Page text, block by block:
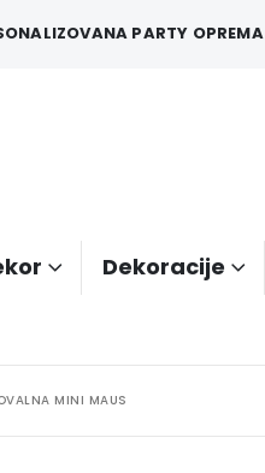
PARTY OPREMA
Dekoracije
MINI MAUS